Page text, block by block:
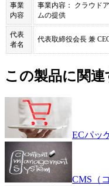
事業
内容
事業内容： クラウド
ムの提供
代表
者名
代表取締役会長 兼
この製品に関
ECパッ
CMS（